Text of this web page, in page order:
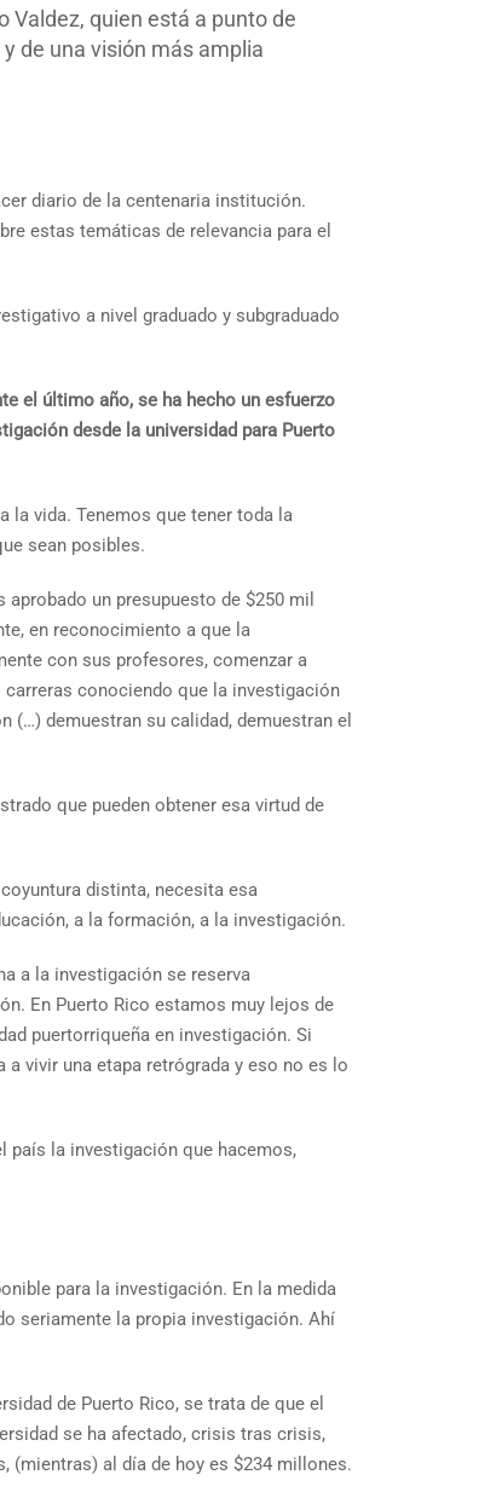
Valdez, quien está a punto de
de una visión más amplia
diario de la centenaria institución.
estas temáticas de relevancia para el
a nivel graduado y subgraduado
el último año, se ha hecho un esfuerzo
desde la universidad para Puerto
la vida. Tenemos que tener toda la
sean posibles.
un presupuesto de $250 mil
en reconocimiento a que la
con sus profesores, comenzar a
conociendo que la investigación
(…) demuestran su calidad, demuestran el
que pueden obtener esa virtud de
distinta, necesita esa
a la formación, a la investigación.
a la investigación se reserva
En Puerto Rico estamos muy lejos de
puertorriqueña en investigación. Si
vivir una etapa retrógrada y eso no es lo
país la investigación que hacemos,
para la investigación. En la medida
seriamente la propia investigación. Ahí
de Puerto Rico, se trata de que el
se ha afectado, crisis tras crisis,
(mientras) al día de hoy es $234 millones.